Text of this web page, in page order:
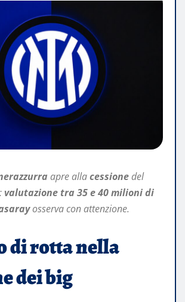
apre allacessionedel
: valutazione tra 35 e 40 milioni di
osserva con attenzione.
di rotta nella
dei big